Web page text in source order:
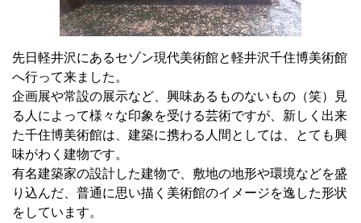
先日軽井沢にあるセゾン現代美術館と軽井沢千住博美術館
へ行って来ました。
企画展や常設の展示など、興味あるものないもの（笑）見
る人によって様々な印象を受ける芸術ですが、新しく出来
た千住博美術館は、建築に携わる人間としては、とても興
味がわく建物です。
有名建築家の設計した建物で、敷地の地形や環境などを盛
り込んだ、普通に思い描く美術館のイメージを逸した形状
をしています。